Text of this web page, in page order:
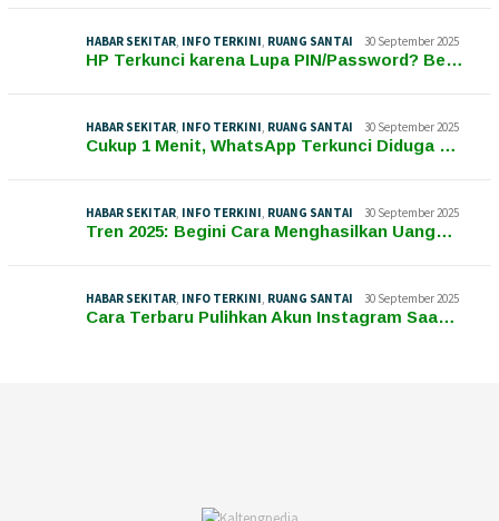
HABAR SEKITAR, INFO TERKINI, RUANG SANTAI 30 September 2025
HP Terkunci karena Lupa PIN/Password? Be…
HABAR SEKITAR, INFO TERKINI, RUANG SANTAI 30 September 2025
Cukup 1 Menit, WhatsApp Terkunci Diduga …
HABAR SEKITAR, INFO TERKINI, RUANG SANTAI 30 September 2025
Tren 2025: Begini Cara Menghasilkan Uang…
HABAR SEKITAR, INFO TERKINI, RUANG SANTAI 30 September 2025
Cara Terbaru Pulihkan Akun Instagram Saa…